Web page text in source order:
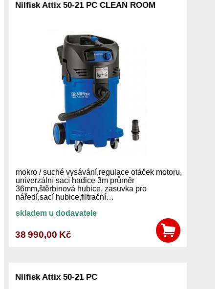
Nilfisk Attix 50-21 PC CLEAN ROOM
mokro / suché vysávání,regulace otáček motoru,
univerzální sací hadice 3m průměr
36mm,štěrbinová hubice, zasuvka pro
náředí,sací hubice,filtrační…
skladem u dodavatele
38 990,00 Kč
Nilfisk Attix 50-21 PC